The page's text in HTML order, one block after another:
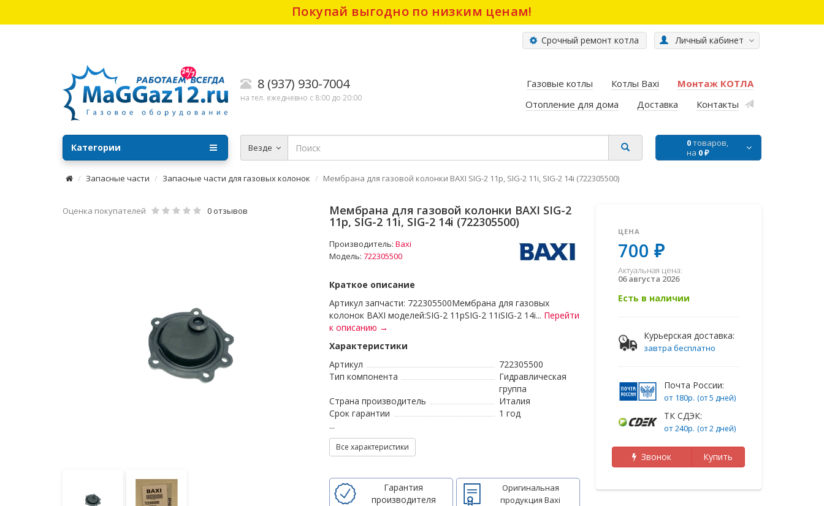
Покупай выгодно по низким ценам!
Личный кабинет
Срочный ремонт котла
8 (937) 930-7004
на тел. ежедневно с 8:00 до 20:00
Газовые котлы Котлы Baxi
Монтаж КОТЛА
Отопление для дома
Доставка Контакты
Везде 0товаров,
на 0 ₽
Категории
Запасные части Запасные части для газовых колонок Мембрана для газовой колонки BAXI SIG-2 11p, SIG-2 11i, SIG-2 14i (722305500)
Оценка покупателей 0 отзывов Мембрана для газовой колонки BAXI SIG-2
11p, SIG-2 11i, SIG-2 14i (722305500)
Производитель: Baxi
Модель: 722305500
Краткое описание
Артикул запчасти: 722305500Мембрана для газовых
колонок BAXI моделей:SIG-2 11pSIG-2 11iSIG-2 14i... Перейти
к описанию →
Характеристики
Артикул
722305500
Тип компонента
Гидравлическая
группа
Страна производитель
Италия
Срок гарантии
1 год
...
Все характеристики
Гарантия
производителя
Оригинальная
продукция Baxi
ЦЕНА
700 ₽
Актуальная цена:
06 августа 2026
Есть в наличии
Курьерская доставка:
завтра бесплатно
Почта России:
от 180р. (от 5 дней)
ТК СДЭК:
от 240р. (от 2 дней)
Звонок Купить